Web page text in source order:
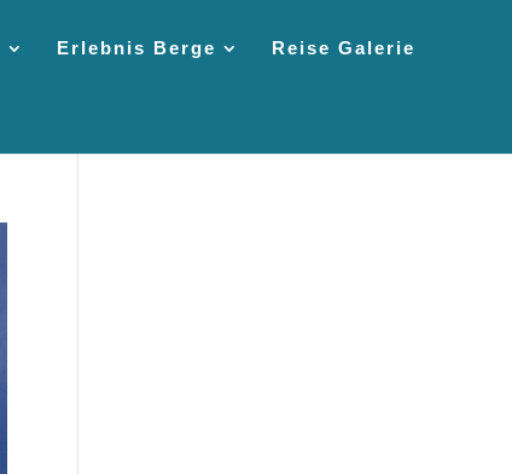
Erlebnis Berge Reise Galerie